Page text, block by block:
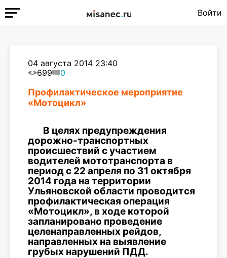
Войти
04 августа 2014 23:40
699
0
Профилактическое мероприятие
«Мотоцикл»
В целях предупреждения
дорожно-транспортных
происшествий с участием
водителей мототранспорта в
период с 22 апреля по 31 октября
2014 года на территории
Ульяновской области проводится
профилактическая операция
«Мотоцикл», в ходе которой
запланировано проведение
целенаправленных рейдов,
направленных на выявление
грубых нарушений ПДД.